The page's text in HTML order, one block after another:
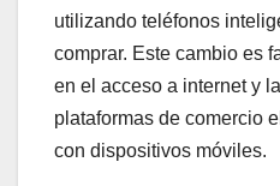
utilizando teléfonos
comprar. Este cambio es
en el acceso a internet y
plataformas de comercio
con dispositivos móviles.